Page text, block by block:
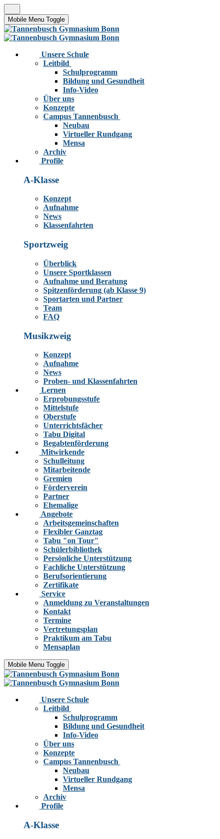
Mobile Menu Toggle
Unsere Schule
Leitbild
Schulprogramm
Bildung und Gesundheit
Info-Video
Über uns
Konzepte
Campus Tannenbusch
Neubau
Virtueller Rundgang
Mensa
Archiv
Profile
A-Klasse
Konzept
Aufnahme
News
Klassenfahrten
Sportzweig
Überblick
Unsere Sportklassen
Aufnahme und Beratung
Spitzenförderung (ab Klasse 9)
Sportarten und Partner
Team
FAQ
Musikzweig
Konzept
Aufnahme
News
Proben- und Klassenfahrten
Lernen
Erprobungsstufe
Mittelstufe
Oberstufe
Unterrichtsfächer
Tabu Digital
Begabtenförderung
Mitwirkende
Schulleitung
Mitarbeitende
Gremien
Förderverein
Partner
Ehemalige
Angebote
Arbeitsgemeinschaften
Flexibler Ganztag
Tabu "on Tour"
Schülerbibliothek
Persönliche Unterstützung
Fachliche Unterstützung
Berufsorientierung
Zertifikate
Service
Anmeldung zu Veranstaltungen
Kontakt
Termine
Vertretungsplan
Praktikum am Tabu
Mensaplan
Mobile Menu Toggle
Unsere Schule
Leitbild
Schulprogramm
Bildung und Gesundheit
Info-Video
Über uns
Konzepte
Campus Tannenbusch
Neubau
Virtueller Rundgang
Mensa
Archiv
Profile
A-Klasse